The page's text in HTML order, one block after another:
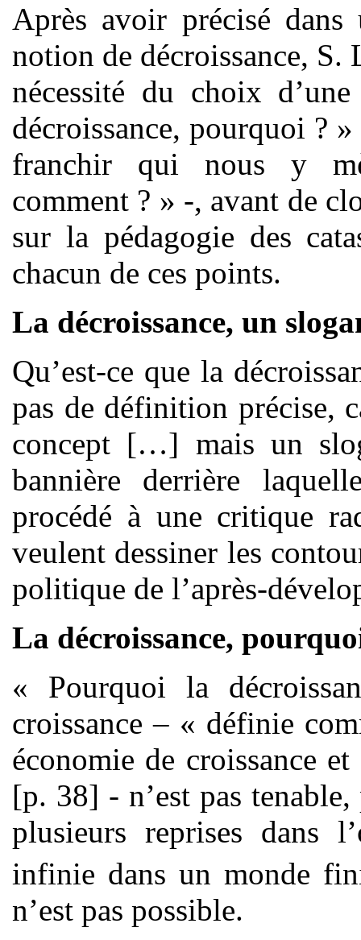
Après avoir précisé
notion de décroissance, S.
nécessité du choix
décroissance, pourquoi ?
franchir qui nous y
comment ? » -, avant de
sur la pédagogie des
chacun de ces points.
La décroissance, un
Qu’est-ce que la
pas de définition précise,
concept […] mais un
bannière derrière
procédé à une critique
veulent dessiner les
politique de l’après-
La décroissance,
« Pourquoi la
croissance – « définie
économie de croissance
[p. 38] - n’est pas
plusieurs reprises dans
infinie dans un monde
n’est pas possible.